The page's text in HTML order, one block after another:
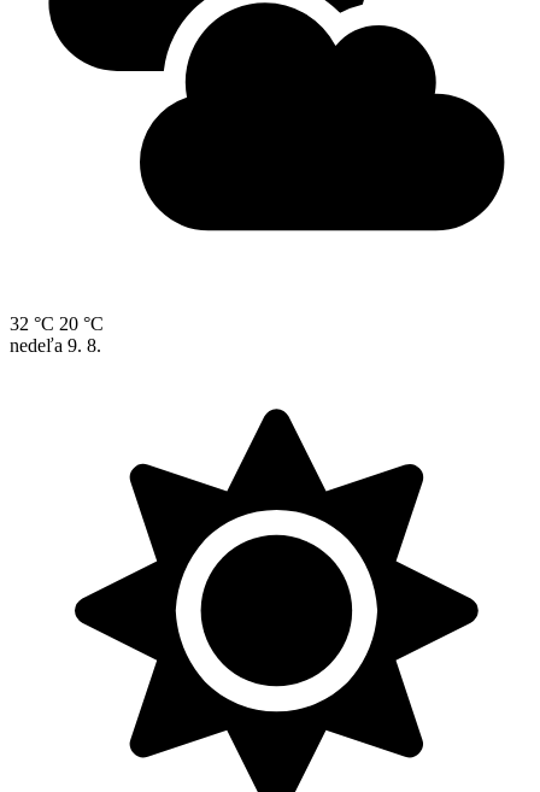
32 °C 20 °C
nedeľa 9. 8.